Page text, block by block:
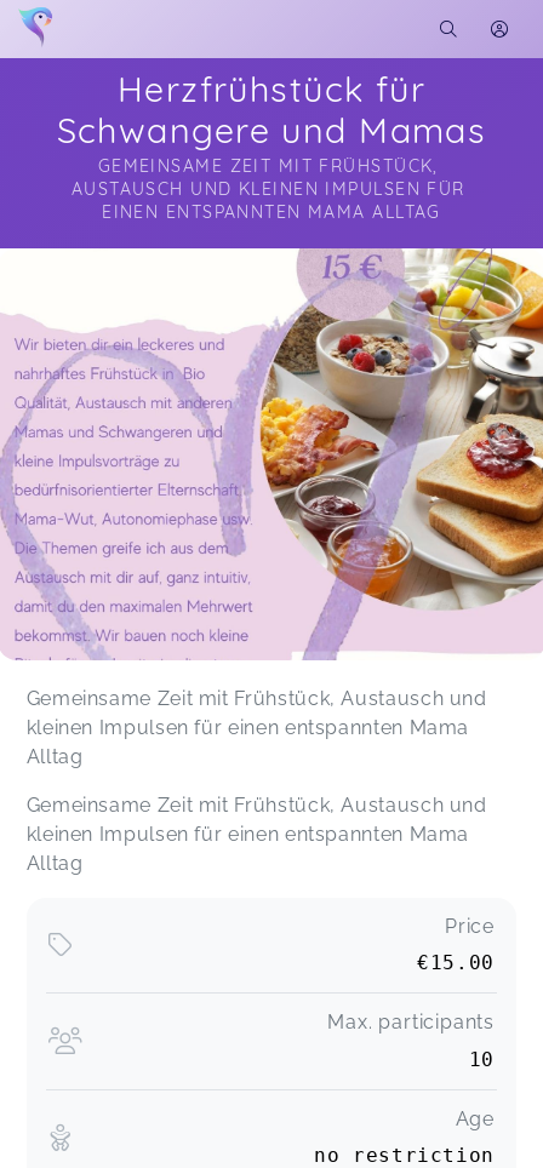
Herzfrühstück für
Schwangere und Mamas
GEMEINSAME ZEIT MIT FRÜHSTÜCK,
AUSTAUSCH UND KLEINEN IMPULSEN FÜR
EINEN ENTSPANNTEN MAMA ALLTAG
Soon you will learn more about me here...
Gemeinsame Zeit mit Frühstück, Austausch und
kleinen Impulsen für einen entspannten Mama
Alltag
Gemeinsame Zeit mit Frühstück, Austausch und
kleinen Impulsen für einen entspannten Mama
Alltag
Price
€15.00
Max. participants
10
Age
no restriction